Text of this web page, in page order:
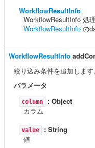
WorkflowResultInfo
WorkflowResultInfo 処
WorkflowResultInfo の
WorkflowResultInfo
絞り込み条件を追加しま
パラメータ
column : Object
カラム
value : String
値